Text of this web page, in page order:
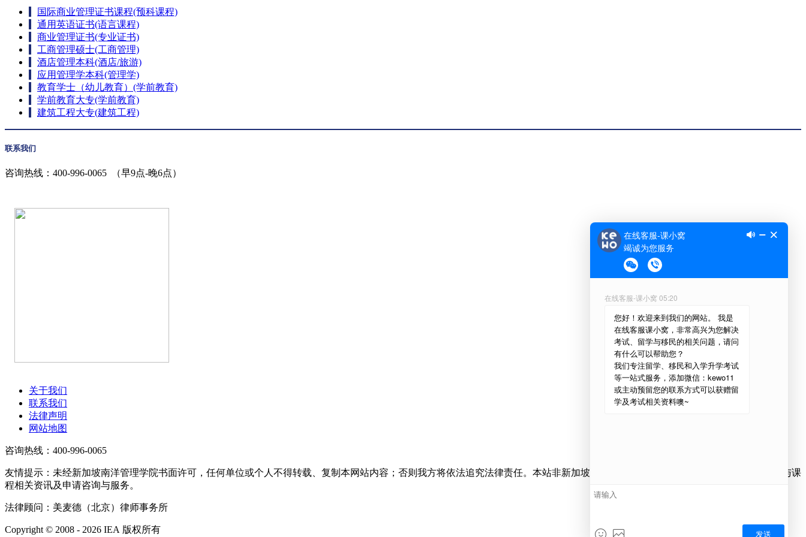
国际商业管理证书课程(预科课程)
通用英语证书(语言课程)
商业管理证书(专业证书)
工商管理硕士(工商管理)
酒店管理本科(酒店/旅游)
应用管理学本科(管理学)
教育学士（幼儿教育）(学前教育)
学前教育大专(学前教育)
建筑工程大专(建筑工程)
联系我们
咨询热线： 400-996-0065 （早9点-晚6点）
关于我们
联系我们
法律声明
网站地图
咨询热线：400-996-0065
友情提示：未经新加坡南洋管理学院书面许可，任何单位或个人不得转载、复制本网站内容；否则我方将依法追究法律责任。本站非新加坡南洋管理学院官方网站，仅为用户提供该院校与课
程相关资讯及申请咨询与服务。
法律顾问：美麦德（北京）律师事务所
Copyright © 2008 - 2026 IEA 版权所有